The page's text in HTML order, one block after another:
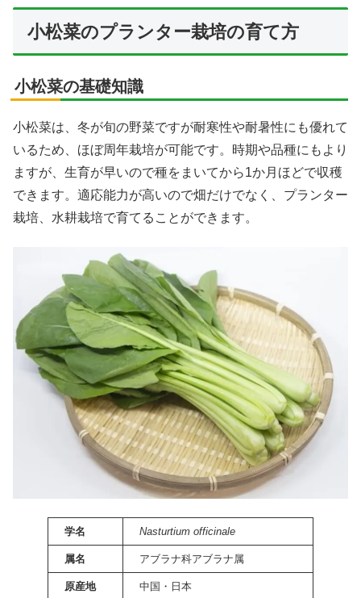
小松菜のプランター栽培の育て方
小松菜の基礎知識
小松菜は、冬が旬の野菜ですが耐寒性や耐暑性にも優れて
いるため、ほぼ周年栽培が可能です。時期や品種にもより
ますが、生育が早いので種をまいてから1か月ほどで収穫
できます。適応能力が高いので畑だけでなく、プランター
栽培、水耕栽培で育てることができます。
学名 Nasturtium officinale
属名 アブラナ科アブラナ属
原産地 中国・日本